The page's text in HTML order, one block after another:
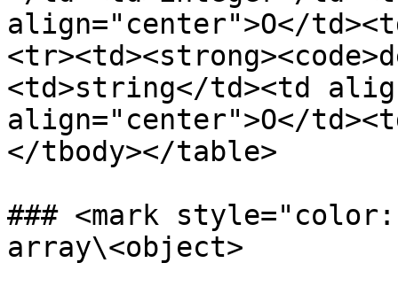
align="center">O</
<td>string</td><td
align="center">O</
</tbody></table>
### <mark
array\<object>